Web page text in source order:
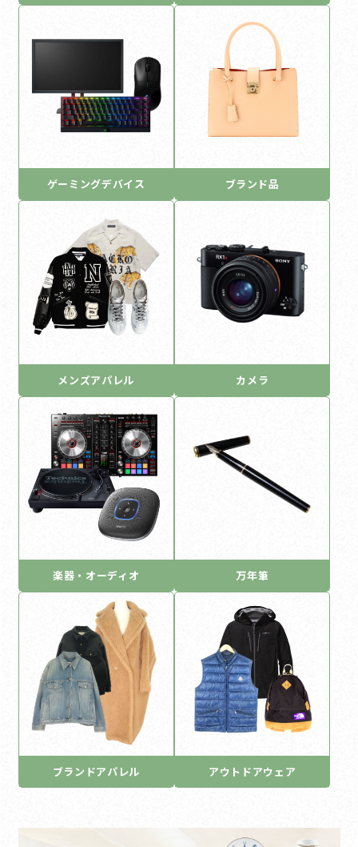
ゲーミングデバイス ブランド品
メンズアパレル カメラ
楽器・オーディオ 万年筆
ブランドアパレル アウトドアウェア